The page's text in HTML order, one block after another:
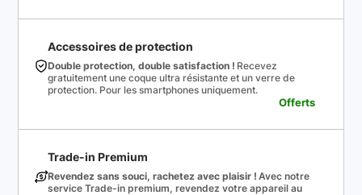
Accessoires de protection
Double protection, double satisfaction ! Recevez
gratuitement une coque ultra résistante et un verre de
protection. Pour les smartphones uniquement.
Offerts
Trade-in Premium
Revendez sans souci, rachetez avec plaisir ! Avec notre
service Trade-in premium, revendez votre appareil au